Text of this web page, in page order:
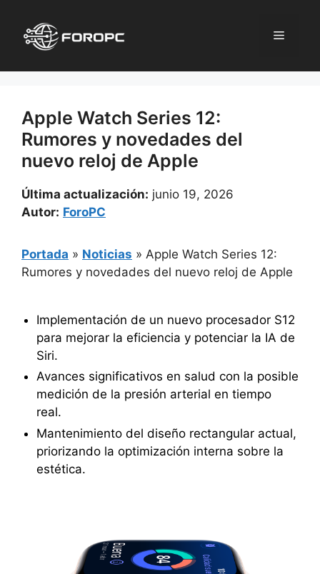
contenido
Menú
Apple Watch Series 12:
Rumores y novedades del
nuevo reloj de Apple
Última actualización: junio 19, 2026
Autor: ForoPC
Portada » Noticias » Apple Watch Series 12:
Rumores y novedades del nuevo reloj de Apple
Implementación de un nuevo procesador S12
para mejorar la eficiencia y potenciar la IA de
Siri.
Avances significativos en salud con la posible
medición de la presión arterial en tiempo
real.
Mantenimiento del diseño rectangular actual,
priorizando la optimización interna sobre la
estética.